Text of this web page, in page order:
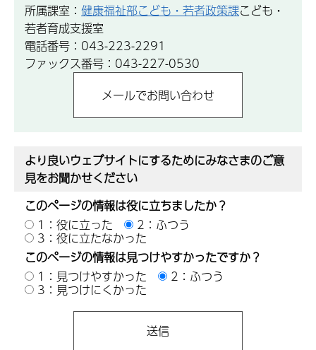
所属課室： 健康福祉部こども・若者政策課こども・
若者育成支援室
電話番号：043-223-2291
ファックス番号：043-227-0530
より良いウェブサイトにするためにみなさまのご意
見をお聞かせください
このページの情報は役に立ちましたか？
1：役に立った
2：ふつう
3：役に立たなかった
このページの情報は見つけやすかったですか？
1：見つけやすかった
2：ふつう
3：見つけにくかった